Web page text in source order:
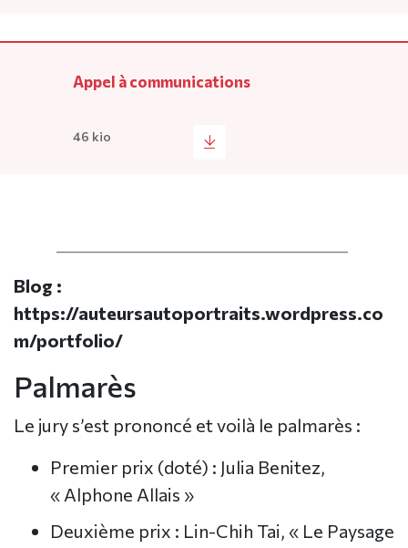
Appel à communications
46 kio
Blog :
https://auteursautoportraits.wordpress.co
m/portfolio/
Palmarès
Le jury s’est prononcé et voilà le palmarès :
Premier prix (doté) : Julia Benitez,
« Alphone Allais »
Deuxième prix : Lin-Chih Tai, « Le Paysage